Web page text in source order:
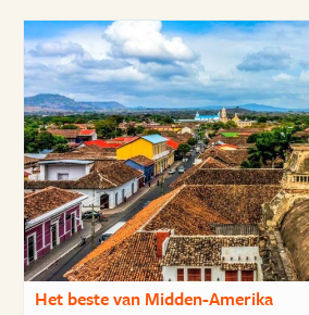
Het beste van Midden-Amerika